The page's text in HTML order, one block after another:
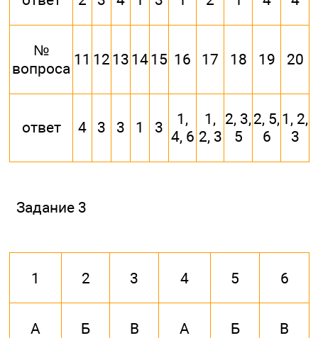
№
вопроса
11 12 13 1415 16 17 18 19 20
ответ 4 3 3 1 3
1,
4, 6
1,
2, 3
2, 3,
5
2, 5,
6
1, 2,
3
Задание 3
1 2 3 4 5 6
А Б В А Б В